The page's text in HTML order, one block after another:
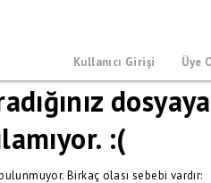
Kullanıcı Girişi Üye
dosyaya
:(
Birkaç olası sebebi vardır: